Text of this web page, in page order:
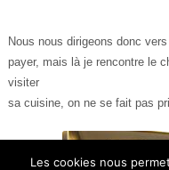
Nous nous dirigeons donc
payer, mais là je rencontre le
visiter
sa cuisine, on ne se fait pas
Les cookies nous